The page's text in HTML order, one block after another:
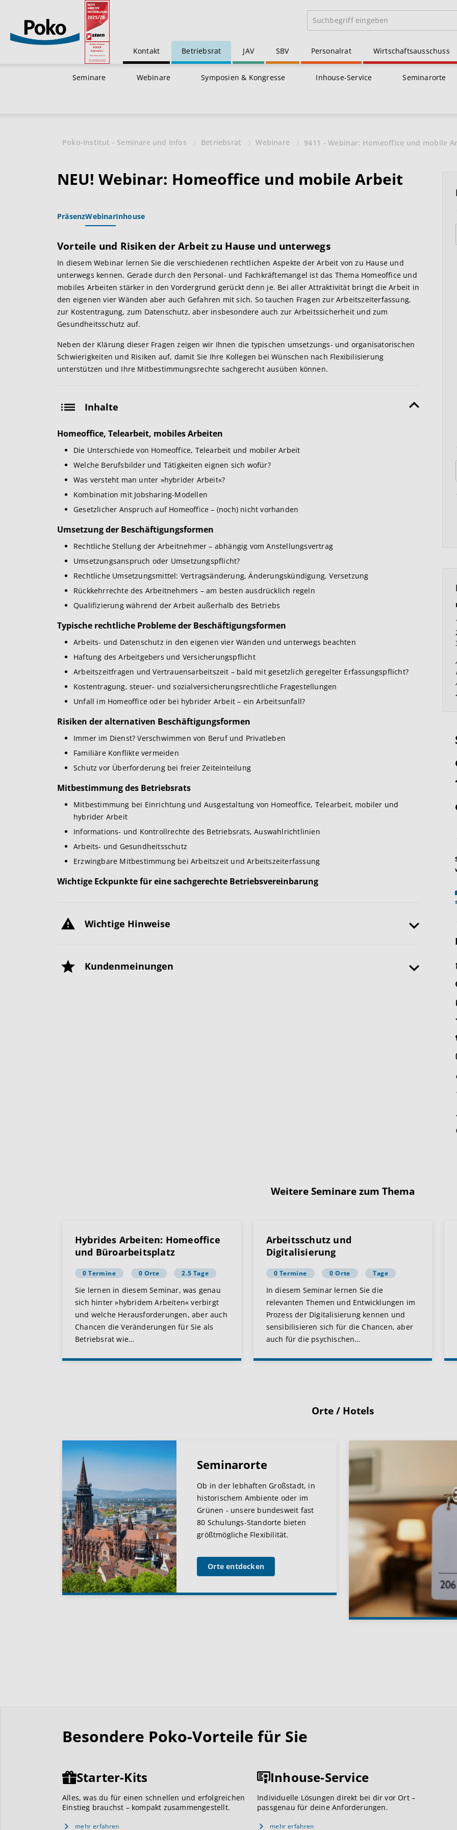
Kontakt Betriebsrat JAV SBV Personalrat Wirtschaftsausschuss
Seminare Webinare Symposien & Kongresse Inhouse-Service Seminarorte
Poko-Institut - Seminare und Infos Betriebsrat Webinare 9411 - Webinar: Homeoffice und mobile
NEU! Webinar: Homeoffice und mobile Arbeit
PräsenzWebinarInhouse
Vorteile und Risiken der Arbeit zu Hause und unterwegs
In diesem Webinar lernen Sie die verschiedenen rechtlichen Aspekte der Arbeit von zu Hause und
unterwegs kennen. Gerade durch den Personal- und Fachkräftemangel ist das Thema Homeoffice und
mobiles Arbeiten stärker in den Vordergrund gerückt denn je. Bei aller Attraktivität bringt die Arbeit in
den eigenen vier Wänden aber auch Gefahren mit sich. So tauchen Fragen zur Arbeitszeiterfassung,
zur Kostentragung, zum Datenschutz, aber insbesondere auch zur Arbeitssicherheit und zum
Gesundheitsschutz auf.
Neben der Klärung dieser Fragen zeigen wir Ihnen die typischen umsetzungs- und organisatorischen
Schwierigkeiten und Risiken auf, damit Sie Ihre Kollegen bei Wünschen nach Flexibilisierung
unterstützen und Ihre Mitbestimmungsrechte sachgerecht ausüben können.
Inhalte
Homeoffice, Telearbeit, mobiles Arbeiten
Die Unterschiede von Homeoffice, Telearbeit und mobiler Arbeit
Welche Berufsbilder und Tätigkeiten eignen sich wofür?
Was versteht man unter »hybrider Arbeit«?
Kombination mit Jobsharing-Modellen
Gesetzlicher Anspruch auf Homeoffice – (noch) nicht vorhanden
Umsetzung der Beschäftigungsformen
Rechtliche Stellung der Arbeitnehmer – abhängig vom Anstellungsvertrag
Umsetzungsanspruch oder Umsetzungspflicht?
Rechtliche Umsetzungsmittel: Vertragsänderung, Änderungskündigung, Versetzung
Rückkehrrechte des Arbeitnehmers – am besten ausdrücklich regeln
Qualifizierung während der Arbeit außerhalb des Betriebs
Typische rechtliche Probleme der Beschäftigungsformen
Arbeits- und Datenschutz in den eigenen vier Wänden und unterwegs beachten
Haftung des Arbeitgebers und Versicherungspflicht
Arbeitszeitfragen und Vertrauensarbeitszeit – bald mit gesetzlich geregelter Erfassungspflicht?
Kostentragung, steuer- und sozialversicherungsrechtliche Fragestellungen
Unfall im Homeoffice oder bei hybrider Arbeit – ein Arbeitsunfall?
Risiken der alternativen Beschäftigungsformen
Immer im Dienst? Verschwimmen von Beruf und Privatleben
Familiäre Konflikte vermeiden
Schutz vor Überforderung bei freier Zeiteinteilung
Mitbestimmung des Betriebsrats
Mitbestimmung bei Einrichtung und Ausgestaltung von Homeoffice, Telearbeit, mobiler und
hybrider Arbeit
Informations- und Kontrollrechte des Betriebsrats, Auswahlrichtlinien
Arbeits- und Gesundheitsschutz
Erzwingbare Mitbestimmung bei Arbeitszeit und Arbeitszeiterfassung
Wichtige Eckpunkte für eine sachgerechte Betriebsvereinbarung
Wichtige Hinweise
Kundenmeinungen
Weitere Seminare zum Thema
Hybrides Arbeiten: Homeoffice
und Büroarbeitsplatz
0 Termine 0 Orte 2.5 Tage
Sie lernen in diesem Seminar, was genau
sich hinter »hybridem Arbeiten« verbirgt
und welche Herausforderungen, aber auch
Chancen die Veränderungen für Sie als
Betriebsrat wie…
Arbeitsschutz und
Digitalisierung
0 Termine 0 Orte Tage
In diesem Seminar lernen Sie die
relevanten Themen und Entwicklungen im
Prozess der Digitalisierung kennen und
sensibilisieren sich für die Chancen, aber
auch für die psychischen…
Orte / Hotels
Seminarorte
Ob in der lebhaften Großstadt, in
historischem Ambiente oder im
Grünen - unsere bundesweit fast
80 Schulungs-Standorte bieten
größtmögliche Flexibilität.
Orte entdecken
Besondere Poko-Vorteile für Sie
Starter-Kits
Alles, was du für einen schnellen und erfolgreichen
Einstieg brauchst – kompakt zusammengestellt.
mehr erfahren
Inhouse-Service
Individuelle Lösungen direkt bei dir vor Ort –
passgenau für deine Anforderungen.
mehr erfahren